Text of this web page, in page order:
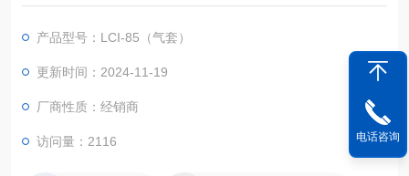
产品型号：LCI-85（气套）
更新时间：2024-11-19
厂商性质：经销商
访问量：2116 电话咨询